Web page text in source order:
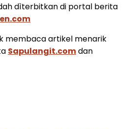
dìterbitkan di portal berita
membaca artikel menarik
Sapulangit.comdan